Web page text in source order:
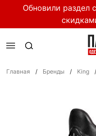
Обновили раздел
Главная / Бренды / King /